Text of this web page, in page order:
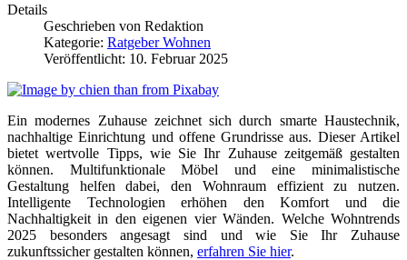
Details
Geschrieben von Redaktion
Kategorie: Ratgeber Wohnen
Veröffentlicht: 10. Februar 2025
Ein modernes Zuhause zeichnet sich durch smarte Haustechnik,
nachhaltige Einrichtung und offene Grundrisse aus. Dieser Artikel
bietet wertvolle Tipps, wie Sie Ihr Zuhause zeitgemäß gestalten
können. Multifunktionale Möbel und eine minimalistische
Gestaltung helfen dabei, den Wohnraum effizient zu nutzen.
Intelligente Technologien erhöhen den Komfort und die
Nachhaltigkeit in den eigenen vier Wänden. Welche Wohntrends
2025 besonders angesagt sind und wie Sie Ihr Zuhause
zukunftssicher gestalten können, erfahren Sie hier.